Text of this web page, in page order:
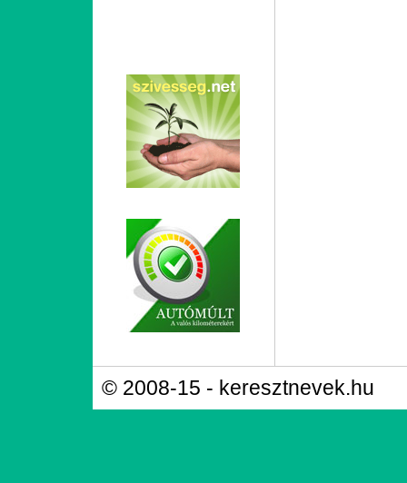
© 2008-15 - keresztnevek.hu